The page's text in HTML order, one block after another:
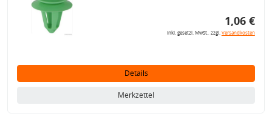
1,06 €
inkl. gesetzl. MwSt., zzgl.Versandkosten
Details
Merkzettel